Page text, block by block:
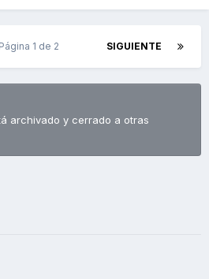
SIGUIENTE
Página 1 de 2
archivado y cerrado a otras